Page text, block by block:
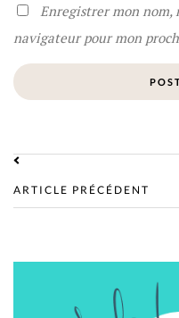
Enregistrer mon
navigateur pour mon
ARTICLE PRÉCÉDENT